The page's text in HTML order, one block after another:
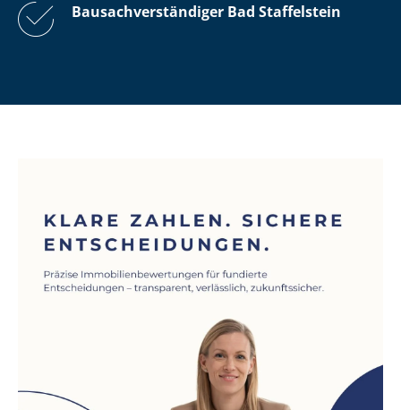
Bau­sach­ver­stän­di­ger Bad Staffelstein